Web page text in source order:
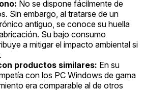
No se dispone fácilmente de
Sin embargo, al tratarse de un
antiguo, se conoce su huella
Su bajo consumo
a mitigar el impacto ambiental si
productos similares: En su
con los PC Windows de gama
era comparable al de otros